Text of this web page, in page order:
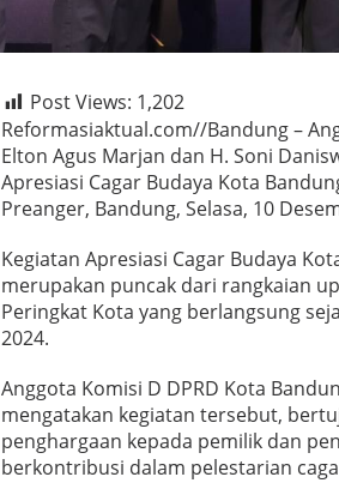
Post Views: 1,202
Reformasiaktual.com//Bandung –
Elton Agus Marjan dan H. Soni
Apresiasi Cagar Budaya Kota
Preanger, Bandung, Selasa, 10
Kegiatan Apresiasi Cagar Budaya
merupakan puncak dari rangkaian
Peringkat Kota yang berlangsung
2024.
Anggota Komisi D DPRD Kota
mengatakan kegiatan tersebut,
penghargaan kepada pemilik dan
berkontribusi dalam pelestarian